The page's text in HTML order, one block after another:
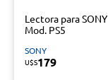
Lectora para SONY
Mod. PS5
SONY
U$S179